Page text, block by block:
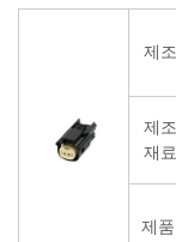
제
제
재
제